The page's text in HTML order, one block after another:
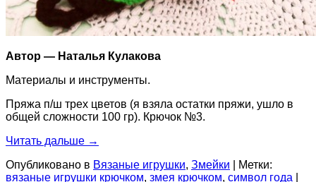
Автор — Наталья Кулакова
Материалы и инструменты.
Пряжа п/ш трех цветов (я взяла остатки пряжи, ушло в
общей сложности 100 гр). Крючок №3.
Читать дальше →
Опубликовано в Вязаные игрушки, Змейки
Метки:
вязаные игрушки крючком, змея крючком, символ года